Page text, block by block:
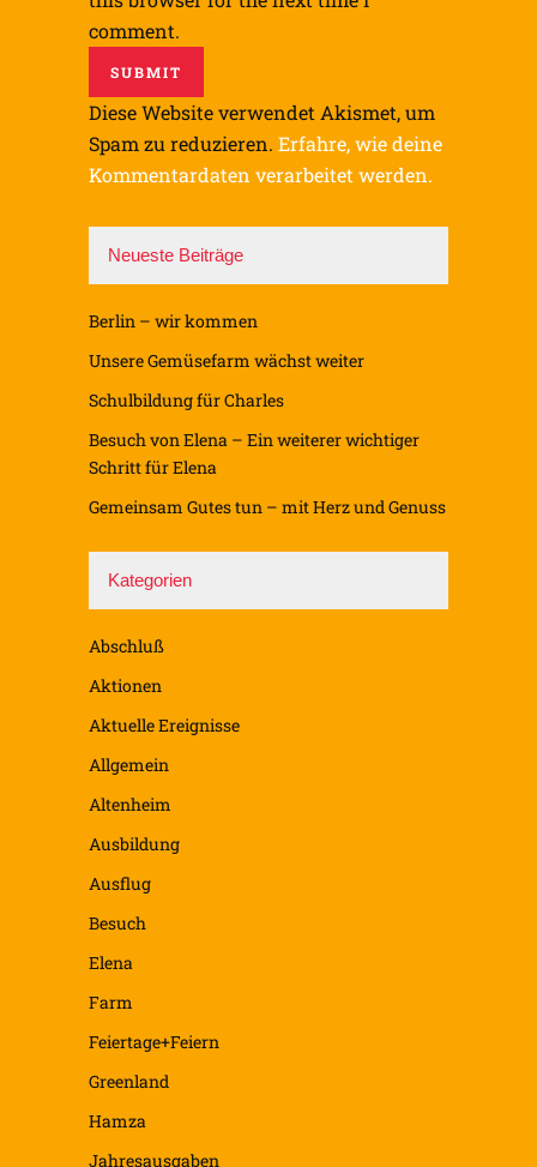
comment.
Diese Website verwendet Akismet, um
Spam zu reduzieren. Erfahre, wie deine
Kommentardaten verarbeitet werden.
Neueste Beiträge
Berlin – wir kommen
Unsere Gemüsefarm wächst weiter
Schulbildung für Charles
Besuch von Elena – Ein weiterer wichtiger
Schritt für Elena
Gemeinsam Gutes tun – mit Herz und Genuss
Kategorien
Abschluß
Aktionen
Aktuelle Ereignisse
Allgemein
Altenheim
Ausbildung
Ausflug
Besuch
Elena
Farm
Feiertage+Feiern
Greenland
Hamza
Jahresausgaben